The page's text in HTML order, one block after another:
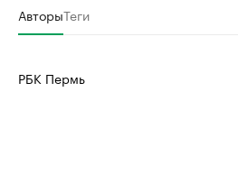
АвторыТеги
РБК Пермь